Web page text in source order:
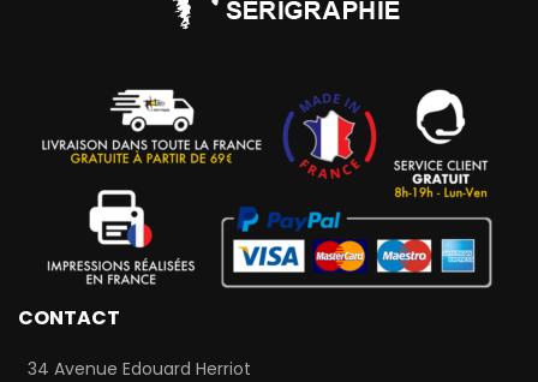
CONTACT
34 Avenue Edouard Herriot